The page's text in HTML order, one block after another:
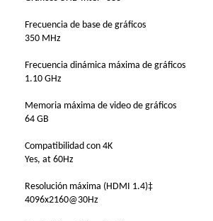
Frecuencia de base de gráficos
350 MHz
Frecuencia dinámica máxima de gráficos
1.10 GHz
Memoria máxima de video de gráficos
64 GB
Compatibilidad con 4K
Yes, at 60Hz
Resolución máxima (HDMI 1.4)‡
4096x2160@30Hz